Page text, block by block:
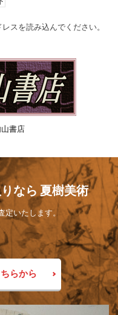
スを読み込んでください。
書店
なら 夏樹美術
いたします。
らから